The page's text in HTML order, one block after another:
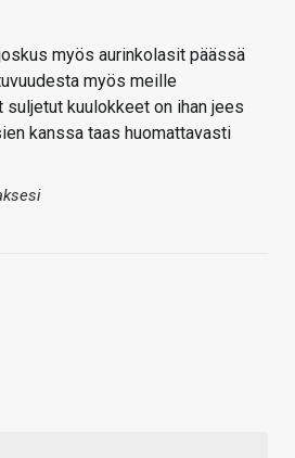
myös aurinkolasit päässä
myös meille
kuulokkeet on ihan jees
kanssa taas huomattavasti